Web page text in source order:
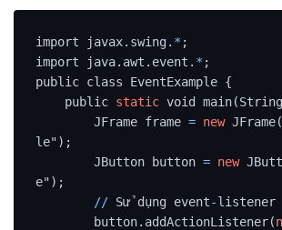
import javax.swing. * ;
import java.awt.event. * ;
public class EventExample {
    public
static void
        JFrame frame
= new
le");
        JButton button
= new
e");
// Sử dụng event-listener
        button.addActionListener(